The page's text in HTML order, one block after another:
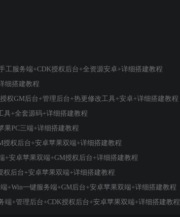
工服务端+CDK授权后台+全资源安卓+详细搭建教程
细搭建教程
权GM后台+管理后台+热更修改工具+安卓+详细搭建教程
具+全套源码+详细搭建教程
果PC三端+详细搭建教程
权后台+安卓苹果双端+详细搭建教程
+安卓苹果双端+GM授权后台+详细搭建教程
后台+安卓苹果双端+详细搭建教程
+Win一键服务端+GM后台+安卓苹果双端+详细搭建教程
+管理后台+CDK授权后台+安卓苹果双端+详细搭建教程